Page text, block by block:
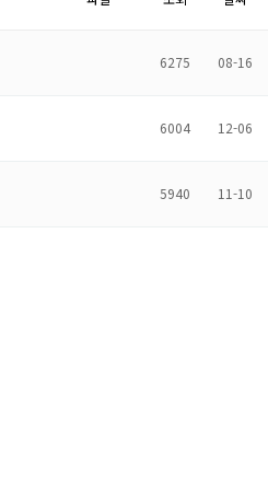
6275 08-16
6004 12-06
5940 11-10